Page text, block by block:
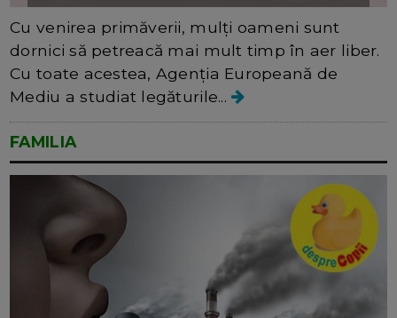
Cu venirea primăverii, mulți oameni sunt
dornici să petreacă mai mult timp în aer liber.
Cu toate acestea, Agenția Europeană de
Mediu a studiat legăturile...
FAMILIA